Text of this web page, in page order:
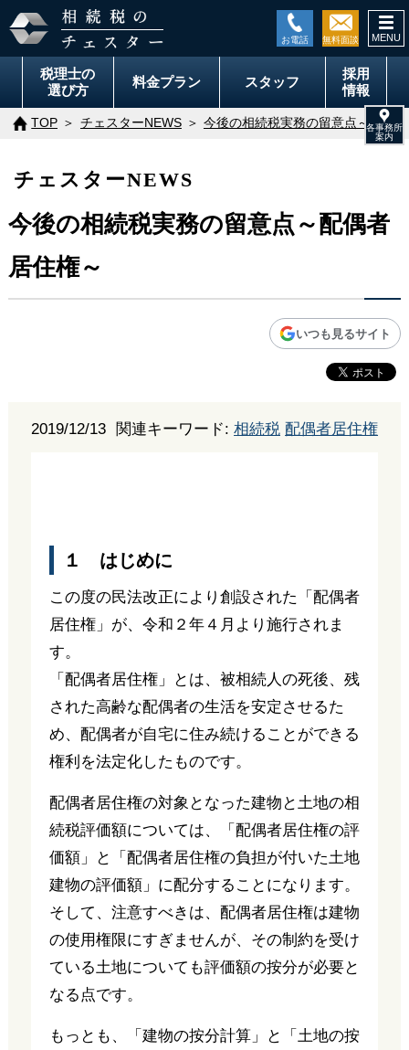
税理士の
選び方
料金プラン スタッフ
採用
情報
TOP チェスターNEWS 今後の相続税実務の留意点～配偶
チェスターNEWS
今後の相続税実務の留意点～配偶者
居住権～
いつも見るサイト
2019/12/13 関連キーワード:相続税 配偶者居住権
１ はじめに
この度の民法改正により創設された「配偶者
居住権」が、令和２年４月より施行されま
す。
「配偶者居住権」とは、被相続人の死後、残
された高齢な配偶者の生活を安定させるた
め、配偶者が自宅に住み続けることができる
権利を法定化したものです。
配偶者居住権の対象となった建物と土地の相
続税評価額については、「配偶者居住権の評
価額」と「配偶者居住権の負担が付いた土地
建物の評価額」に配分することになります。
そして、注意すべきは、配偶者居住権は建物
の使用権限にすぎませんが、その制約を受け
ている土地についても評価額の按分が必要と
なる点です。
もっとも、「建物の按分計算」と「土地の按